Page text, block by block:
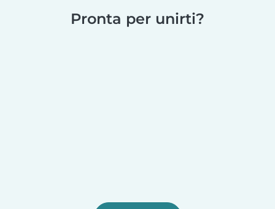
Pronta per unirti?